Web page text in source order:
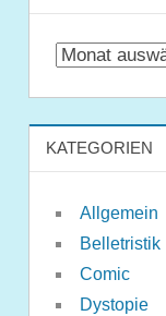
Archiv
KATEGORIEN
Allgemein
Belletristik
Comic
Dystopie